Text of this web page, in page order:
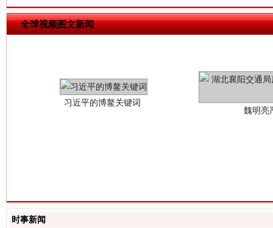
全球视频图文新闻
习近平的博鳌关键词
“刷贴”乱象丛生
时事新闻